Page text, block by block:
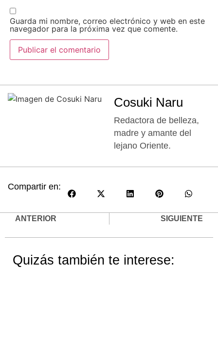
Guarda mi nombre, correo electrónico y web en este
navegador para la próxima vez que comente.
Cosuki Naru
Redactora de belleza,
madre y amante del
lejano Oriente.
Compartir en:
ANTERIOR SIGUIENTE
Quizás también te interese: